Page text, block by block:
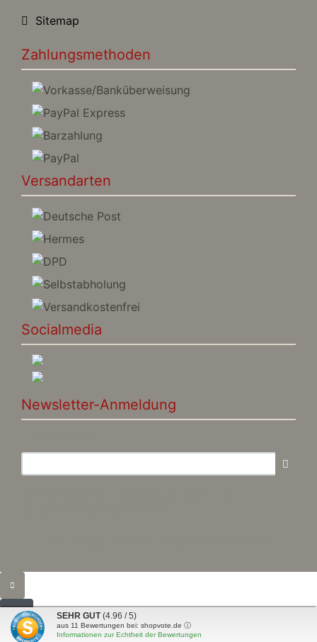
Sitemap
Zahlungsmethoden
Versandarten
Socialmedia
Newsletter-Anmeldung
SEHR GUT (4.96 / 5)
aus 11 Bewertungen bei: shopvote.de ⓘ
Informationen zur Echtheit der Bewertungen